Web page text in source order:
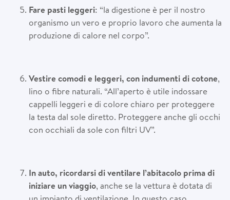
Fare pasti leggeri: “la digestione è per il nostro
organismo un vero e proprio lavoro che aumenta la
produzione di calore nel corpo”.
Vestire comodi e leggeri, con indumenti di cotone,
lino o fibre naturali. “All’aperto è utile indossare
cappelli leggeri e di colore chiaro per proteggere
la testa dal sole diretto. Proteggere anche gli occhi
con occhiali da sole con filtri UV”.
In auto, ricordarsi di ventilare l’abitacolo prima di
iniziare un viaggio, anche se la vettura è dotata di